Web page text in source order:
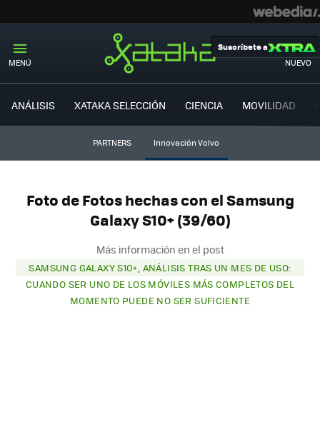
MENÚ NUEVO
Suscríbete a
ANÁLISIS XATAKA SELECCIÓN CIENCIA MOVILIDAD
PARTNERS Innovación Volvo
Foto de Fotos hechas con el Samsung
Galaxy S10+ (39/60)
Más información en el post
SAMSUNG GALAXY S10+, ANÁLISIS TRAS UN MES DE USO:
CUANDO SER UNO DE LOS MÓVILES MÁS COMPLETOS DEL
MOMENTO PUEDE NO SER SUFICIENTE